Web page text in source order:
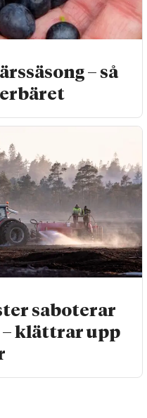
– så
saboterar
klättrar upp